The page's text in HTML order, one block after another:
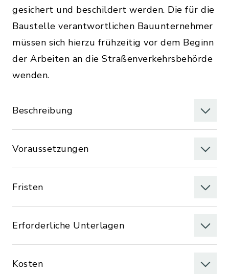
gesichert und beschildert werden. Die für die
Baustelle verantwortlichen Bauunternehmer
müssen sich hierzu frühzeitig vor dem Beginn
der Arbeiten an die Straßenverkehrsbehörde
wenden.
Beschreibung
Voraussetzungen
Fristen
Erforderliche Unterlagen
Kosten